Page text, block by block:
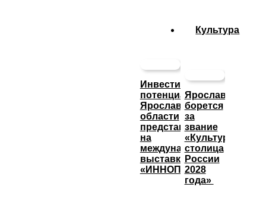
Инвестиционный
потенциал
Ярославской
области
представят
на
международной
выставке
«ИННОПРОМ»
Культура
Ярославль
борется
за
звание
«Культурная
столица
России
2028
года»